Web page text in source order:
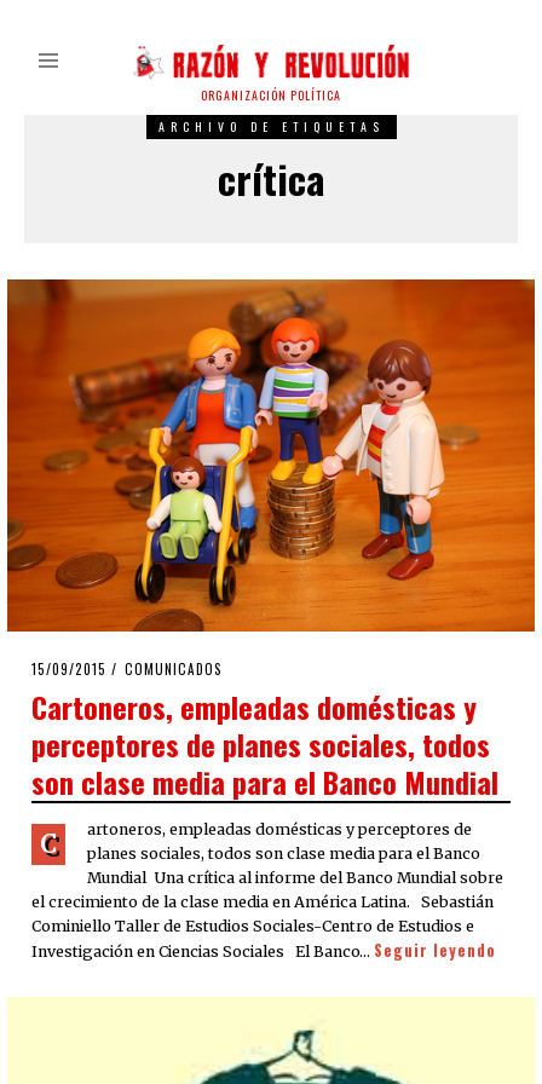
ORGANIZACIÓN POLÍTICA
ARCHIVO DE ETIQUETAS
crítica
POSTED
15/09/2015 COMUNICADOS
Cartoneros, empleadas domésticas y
perceptores de planes sociales, todos
son clase media para el Banco Mundial
C
artoneros, empleadas domésticas y perceptores de
planes sociales, todos son clase media para el Banco
Mundial Una crítica al informe del Banco Mundial sobre
el crecimiento de la clase media en América Latina. Sebastián
Cominiello Taller de Estudios Sociales-Centro de Estudios e
Investigación en Ciencias Sociales El Banco… Seguir leyendo